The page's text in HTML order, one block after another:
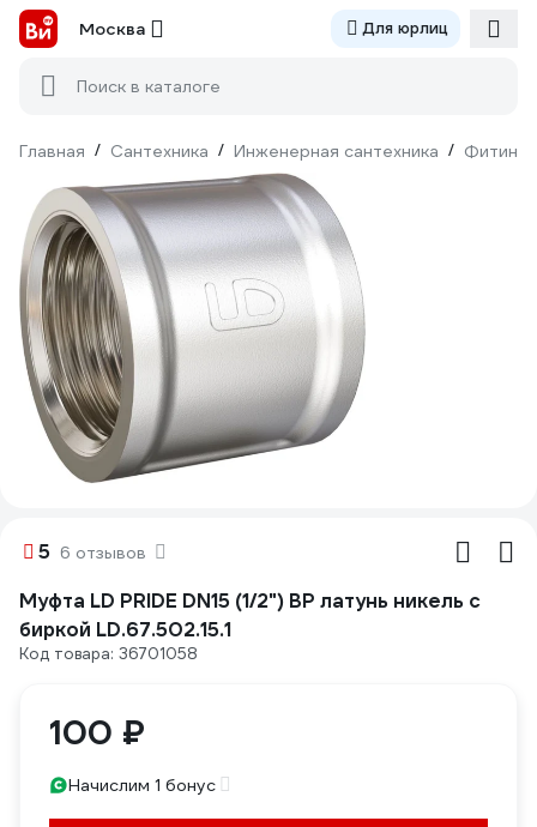
Москва Для юрлиц
Поиск в каталоге
Главная / Сантехника / Инженерная сантехника / Фитинги
5 6 отзывов
Муфта LD PRIDE DN15 (1/2") ВР латунь никель с
биркой LD.67.502.15.1
Код товара: 36701058
100 ₽
Начислим 1 бонус